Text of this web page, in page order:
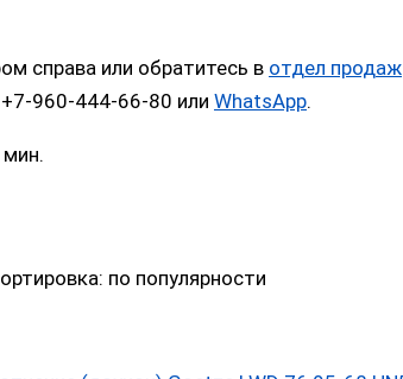
справа или обратитесь в отдел продаж
+7-960-444-66-80 или WhatsApp.
по популярности